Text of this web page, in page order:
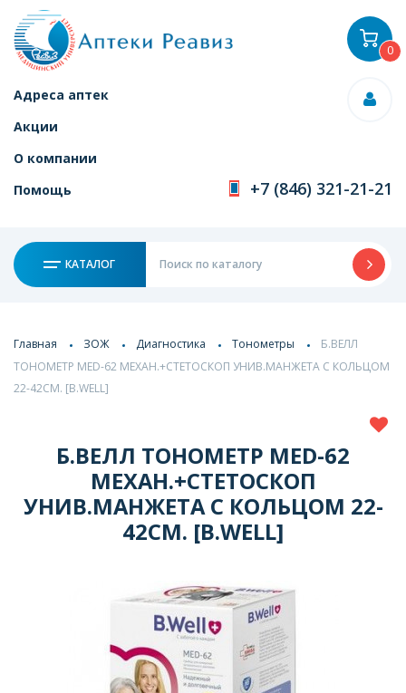
Адреса аптек
Акции
О компании
Помощь
+7 (846) 321-21-21
КАТАЛОГ
0
Главная ЗОЖ Диагностика Тонометры
Б.ВЕЛЛ
ТОНОМЕТР MED-62 МЕХАН.+СТЕТОСКОП УНИВ.МАНЖЕТА С КОЛЬЦОМ
22-42СМ. [B.WELL]
Б.ВЕЛЛ ТОНОМЕТР MED-62
МЕХАН.+СТЕТОСКОП
УНИВ.МАНЖЕТА С КОЛЬЦОМ 22-
42СМ. [B.WELL]